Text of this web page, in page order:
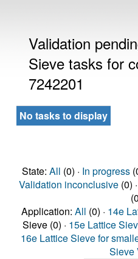
Validation
Sieve tasks for
7242201
No tasks to display
State: All (0) · In progress
Validation inconclusive(0) ·
Application: All (0) · 14e
Sieve (0) · 15e Lattice
16e Lattice Sieve for
Sieve